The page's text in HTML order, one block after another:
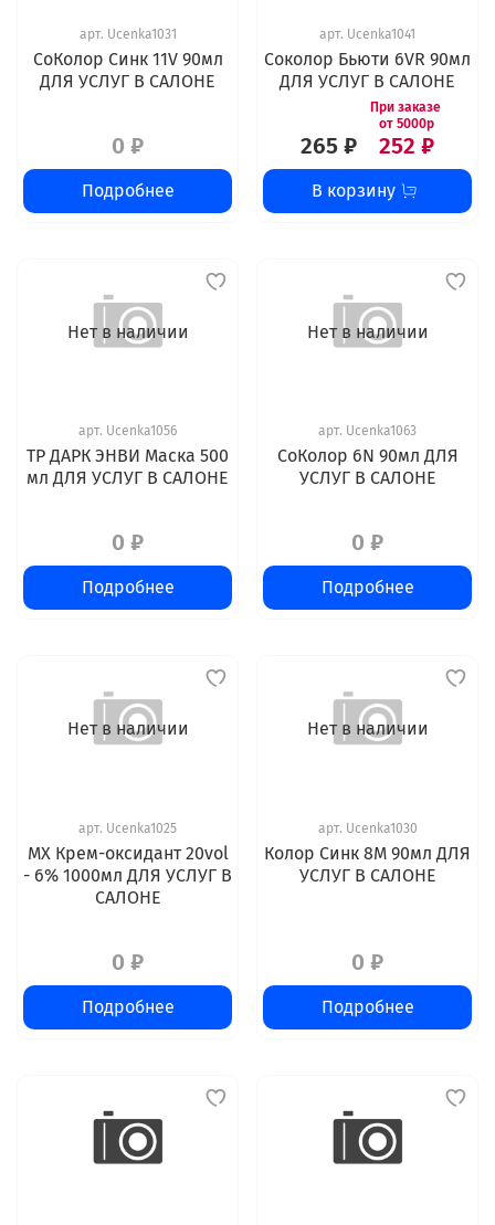
арт. Ucenka1031
СоКолор Синк 11V 90мл
ДЛЯ УСЛУГ В САЛОНЕ
0 ₽
Подробнее
арт. Ucenka1041
Соколор Бьюти 6VR 90мл
ДЛЯ УСЛУГ В САЛОНЕ
265 ₽ 252 ₽
В корзину
Нет в наличии
арт. Ucenka1056
ТР ДАРК ЭНВИ Маска 500
мл ДЛЯ УСЛУГ В САЛОНЕ
0 ₽
Подробнее
Нет в наличии
арт. Ucenka1063
СоКолор 6N 90мл ДЛЯ
УСЛУГ В САЛОНЕ
0 ₽
Подробнее
Нет в наличии
арт. Ucenka1025
MX Крем-оксидант 20vol
- 6% 1000мл ДЛЯ УСЛУГ В
САЛОНЕ
0 ₽
Подробнее
Нет в наличии
арт. Ucenka1030
Колор Синк 8M 90мл ДЛЯ
УСЛУГ В САЛОНЕ
0 ₽
Подробнее